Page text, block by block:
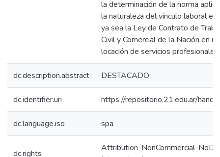
la determinación de la norma
la naturaleza del vínculo laboral
ya sea la Ley de Contrato de
Civil y Comercial de la Nación en
locación de servicios profesionales.
dc.description.abstract DESTACADO
dc.identifier.uri https://repositorio.21.edu.ar/
dc.language.iso spa
dc.rights
Attribution-NonCommercial-